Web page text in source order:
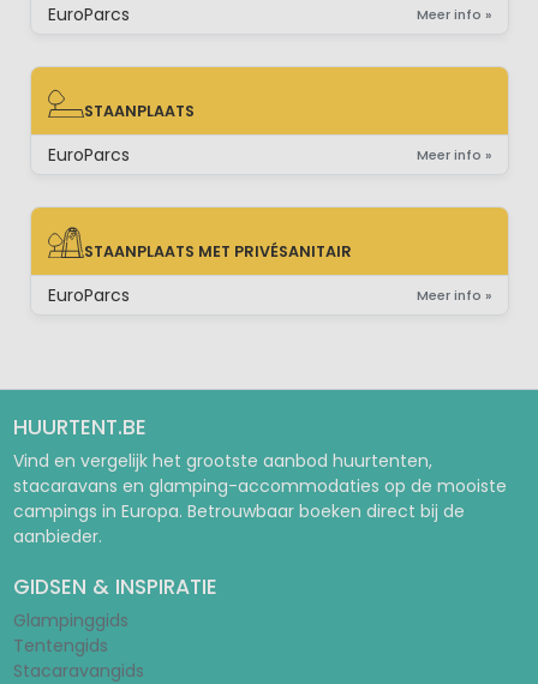
EuroParcs Meer info »
STAANPLAATS
STAANPLAATS
EuroParcs Meer info »
STAANPLAATS MET PRIVÉSANITAIR
STAANPLAATS MET PRIVÉSANITAIR
EuroParcs Meer info »
HUURTENT.BE
Vind en vergelijk het grootste aanbod huurtenten,
stacaravans en glamping-accommodaties op de mooiste
campings in Europa. Betrouwbaar boeken direct bij de
aanbieder.
GIDSEN & INSPIRATIE
Glampinggids
Tentengids
Stacaravangids